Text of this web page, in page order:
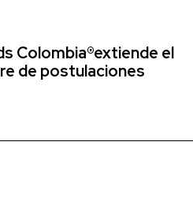
Colombia®extiende el
de postulaciones